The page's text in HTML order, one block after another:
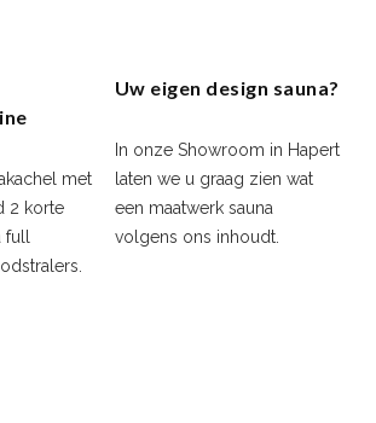
met
2 korte
Uw eigen design sauna?
In onze Showroom in Hapert
laten we u graag zien wat
een maatwerk sauna
volgens ons inhoudt.